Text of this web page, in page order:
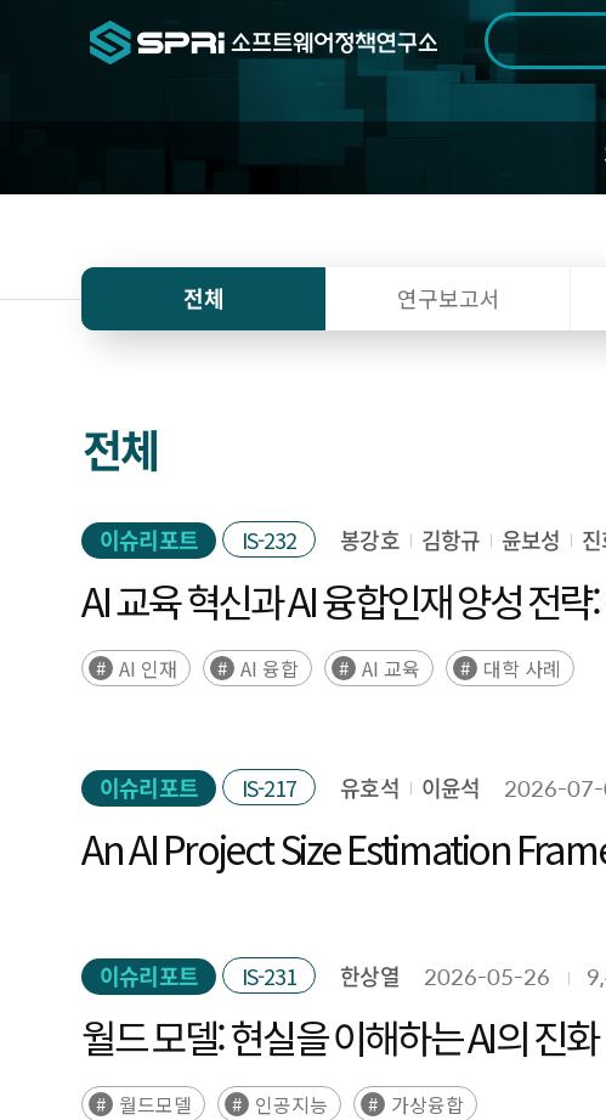
검색범위 전체
기간 전체 1일
구
전체 연구보고서
전체
이슈리포트 IS-232 봉강호 김항규 윤보성
AI 교육 혁신과 AI 융합인재 양성 전
AI 인재 AI 융합 AI 교육 대학 사례
이슈리포트 IS-217 유호석 이윤석 2026-
An AI Project Size Estimation
이슈리포트 IS-231 한상열 2026-05-26
월드 모델: 현실을 이해하는 AI의 진화
월드모델 인공지능 가상융합